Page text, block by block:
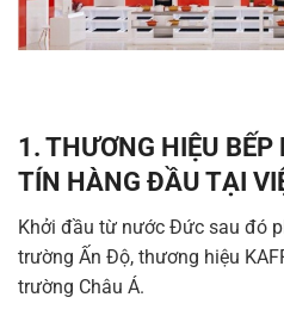
1. THƯƠNG HIỆU BẾP
TÍN HÀNG ĐẦU TẠI
Khởi đầu từ nước Đức sau đó
trường Ấn Độ, thương hiệu
trường Châu Á.